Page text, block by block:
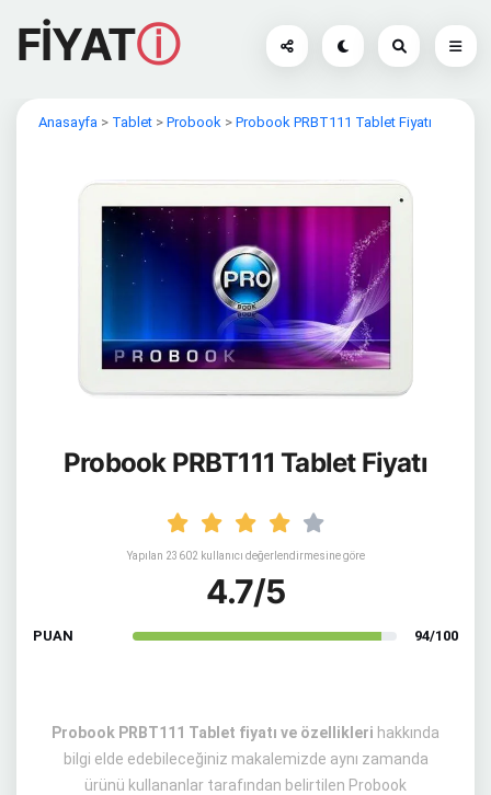
FİYATⓘ
Anasayfa > Tablet > Probook > Probook PRBT111 Tablet Fiyatı
Probook PRBT111 Tablet Fiyatı
Yapılan 23602 kullanıcı değerlendirmesine göre
4.7/5
PUAN 94/100
Probook PRBT111 Tablet fiyatı ve özellikleri hakkında
bilgi elde edebileceğiniz makalemizde aynı zamanda
ürünü kullananlar tarafından belirtilen Probook